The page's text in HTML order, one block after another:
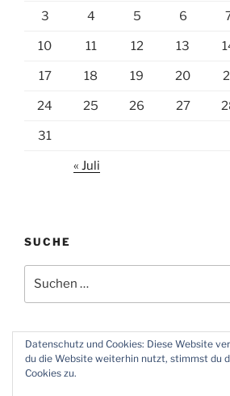
3 4 5 6
10 11 12 13
17 18 19 20
24 25 26 27
31
« Juli
SUCHE
nach:
Twitter
Datenschutz und Cookies: Diese Website
du die Website weiterhin nutzt, stimmst du
Cookies zu.